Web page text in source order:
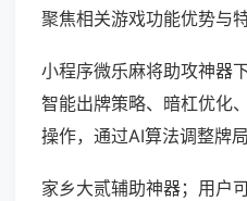
聚焦相关游戏功能优势与特
小程序微乐麻将助攻神器
智能出牌策略、暗杠优化
操作，通过AI算法调整牌
家乡大贰辅助神器；用户